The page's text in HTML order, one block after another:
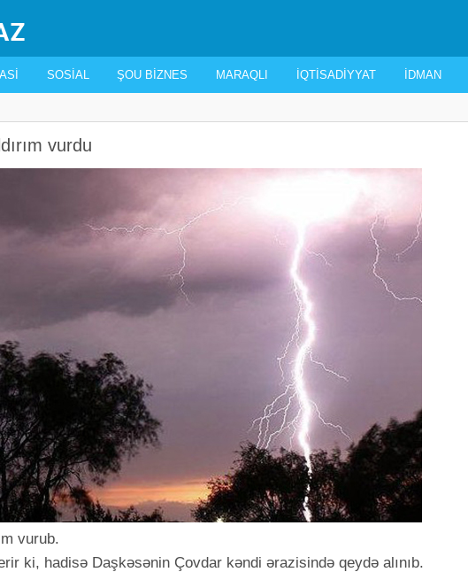
SOSIAL ŞOU BIZNES MARAQLI İQTISADIYYAT İDMAN
vurdu
vurub.
ki, hadisə Daşkəsənin Çovdar kəndi ərazisində qeydə alınıb.